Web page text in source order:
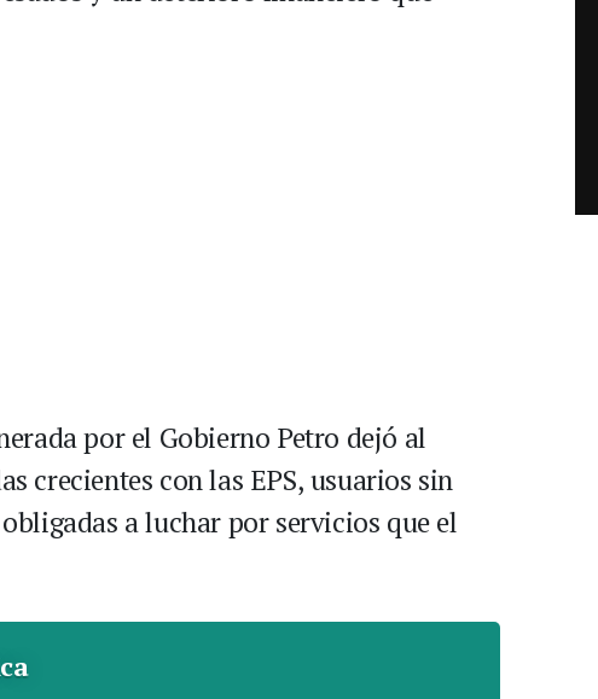
por el Gobierno Petro dejó al
crecientes con las EPS, usuarios sin
a luchar por servicios que el